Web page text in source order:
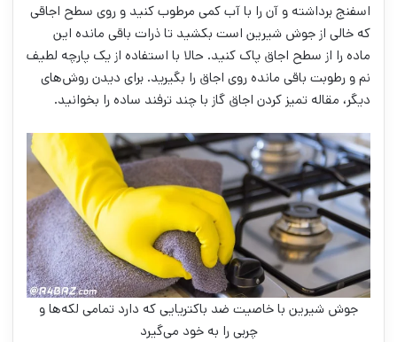
اسفنج برداشته و آن را با آب کمی مرطوب کنید و روی سطح اجاقی
که خالی از جوش شیرین است بکشید تا ذرات باقی مانده این
ماده را از سطح اجاق پاک کنید. حالا با استفاده از یک پارچه لطیف
نم و رطوبت باقی مانده روی اجاق را بگیرید. برای دیدن روش‌های
دیگر، مقاله تمیز کردن اجاق گاز با چند ترفند ساده را بخوانید.
جوش شیرین با خاصیت ضد باکتریایی که دارد تمامی لکه‌ها و
چربی را به خود می‌گیرد